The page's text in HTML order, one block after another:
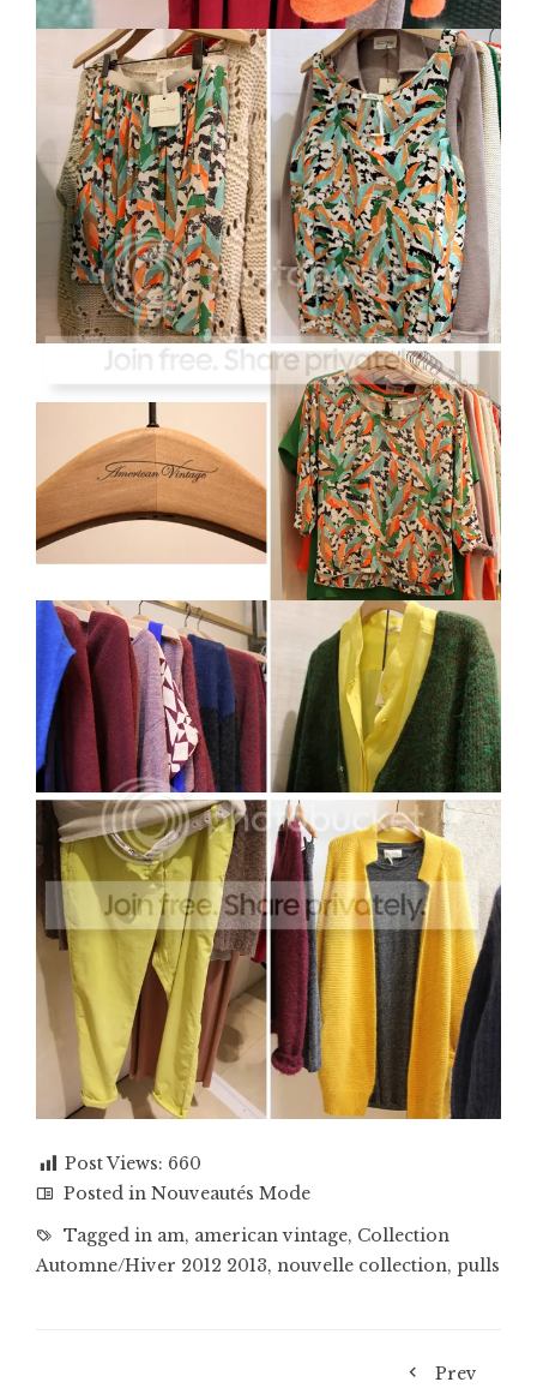
Post Views: 660
Posted in Nouveautés Mode
Tagged in am, american vintage, Collection
Automne/Hiver 2012 2013, nouvelle collection, pulls
Prev